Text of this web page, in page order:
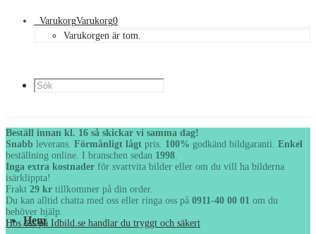
VarukorgVarukorg
Varukorgen är tom.
Hem
Beställ innan kl. 16 så skickar vi samma dag!
Snabbleverans. Förmånligt lågt pris. 100%
godkänd bildgaranti.
Enkelbeställning online. I branschen sedan 1998.
Inga extra kostnader
bilderna isärklippta!
Frakt29 kr tillkommer på din order.
Du kan alltid chatta med oss eller ringa oss på
du behöver hjälp.